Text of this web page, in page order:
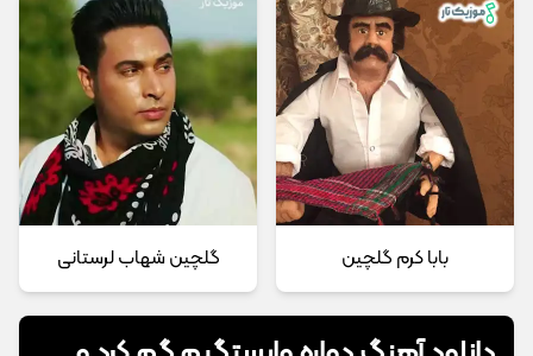
بابا کرم گلچین گلچین شهاب لرستانی